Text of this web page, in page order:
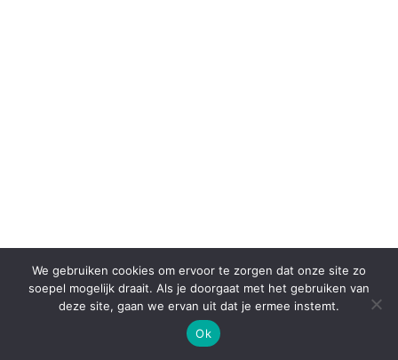
We gebruiken cookies om ervoor te zorgen dat onze site zo
soepel mogelijk draait. Als je doorgaat met het gebruiken van
deze site, gaan we ervan uit dat je ermee instemt.
Ok